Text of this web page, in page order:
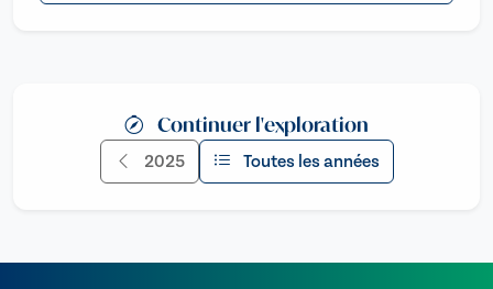
Continuer l'exploration
2025 Toutes les années